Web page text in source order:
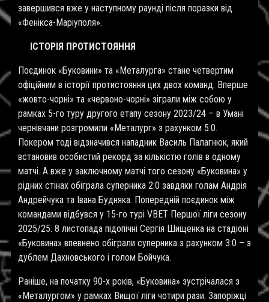
завершився вже у наступному раунді після поразки від
«Фенікса-Маріуполя».
ІСТОРІЯ ПРОТИСТОЯННЯ
Поєдинок «Буковини» та «Металурга» стане четвертим
офіційним в історії протистояння цих двох команд. Вперше
«жовто-чорні» та «червоно-чорні» зіграли між собою у
рамках 5-го туру другого етапу сезону 2023/24 – в Умані
чернівчани розгромили «Металург» з рахунком 5:0.
Покером тоді відзначився нападник Василь Палагнюк, який
встановив особистий рекорд за кількістю голів в одному
матчі. А вже у заключному матчі того сезону «Буковина» у
рідних стінах обіграла суперника 2:0 завдяки голам Андрія
Андрейчука та Івана Будняка. Попередній поєдинок між
командами відбувся у 15-го турі VBET Першої ліги сезону
2025/25. 8 листопада підопічні Сергія Шищенка на стадіоні
«Буковина» впевнено обіграли суперника з рахунком 3:0 – з
дублем Дахновського і голом Бойчука.
Раніше, на початку 90-х років, «Буковина» зустрічалася з
«Металургом» у рамках Вищої ліги чотири рази. Запоріжці